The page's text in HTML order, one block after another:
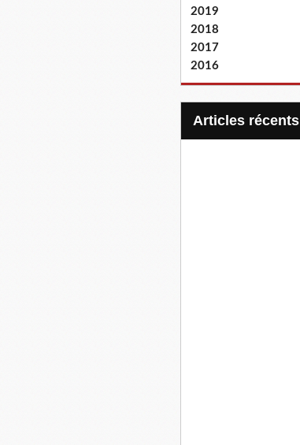
2019
2018
2017
2016
articles récents